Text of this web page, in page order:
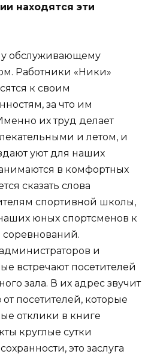
находятся эти
обслуживающему
Работники «Ники»
к своим
за что им
их труд делает
и летом, и
уют для наших
в комфортных
сказать слова
спортивной школы,
юных спортсменов к
и
встречают посетителей
зала. В их адрес звучит
посетителей, которые
отклики в книге
круглые сутки
это заслуга